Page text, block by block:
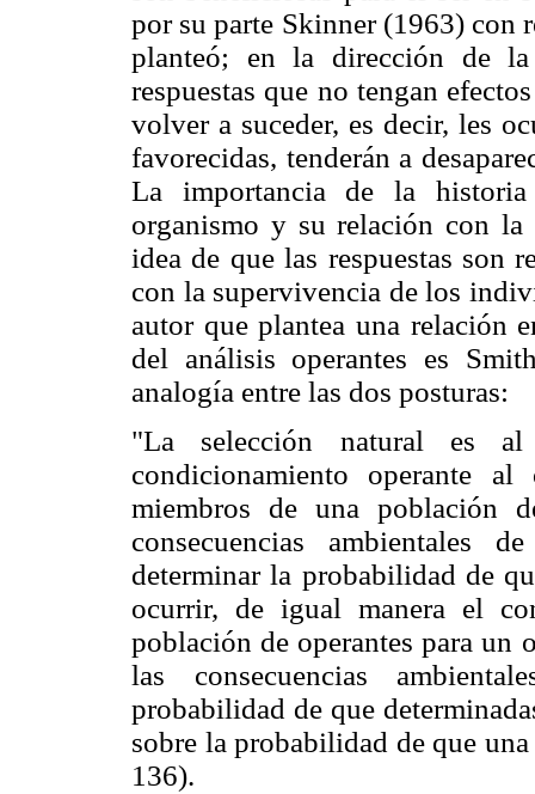
por su parte Skinner (1963) con
planteó; en la dirección de
respuestas que no tengan
volver a suceder, es decir, les
favorecidas, tenderán a
La importancia de la
organismo y su relación con la
idea de que las respuestas son
con la supervivencia de los
autor que plantea una relación
del análisis operantes es
analogía entre las dos posturas:
"La selección natural es
condicionamiento operante
miembros de una población
consecuencias ambientales
determinar la probabilidad de
ocurrir, de igual manera el
población de operantes para
las consecuencias
probabilidad de que
sobre la probabilidad de que
136).